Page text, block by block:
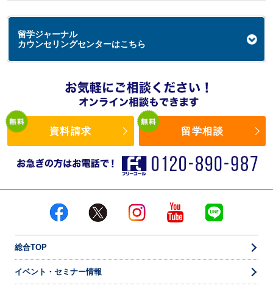
留学ジャーナル
カウンセリングセンターはこちら
資料請求 留学相談
総合TOP
イベント・セミナー情報